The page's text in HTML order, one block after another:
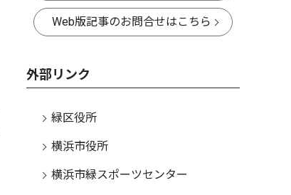
中山商店街協同組合 雨上が
Web版記事のお問合せはこちら
外部リンク
緑区役所
横浜市役所
横浜市緑スポーツセンター